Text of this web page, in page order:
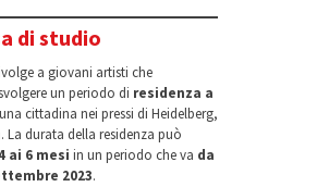
di studio
a giovani artisti che
un periodo di residenza a
cittadina nei pressi di Heidelberg,
La durata della residenza può
ai 6 mesi in un periodo che va da
2023.